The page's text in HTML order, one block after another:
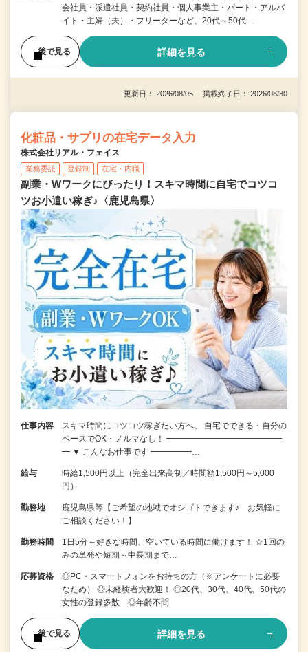
会社員・派遣社員・契約社員・個人事業主・パート・アルバ
イト・主婦（夫）・フリーターなど、20代～50代…
後で見る 詳細を見る
更新日： 2026/08/05 掲載終了日： 2026/08/30
化粧品・サプリの在宅データ入力
株式会社リアル・フェイス
業務委託 登録制 在宅・内職
副業・Wワークにぴったり！スキマ時間に自宅でコツコ
ツお小遣い稼ぎ♪〈鹿児島県〉
仕事内容
スキマ時間にコツコツ稼ぎたい方へ。 自宅でできる・自分の
ペースでOK・ノルマなし！ ━━━━━━━━━━━━━━
━ ▼ こんなお仕事です ━━━━━…
給与
時給1,500円以上（完全出来高制／時間額1,500円～5,000
円）
勤務地
鹿児島県等【ご希望の地域でオシゴトできます♪ お気軽に
ご相談ください！】
勤務時間
1日5分～好きな時間、空いている時間に働けます！ ☆1回の
みの単発や短期～中長期まで…
応募資格
◎PC・スマートフォンをお持ちの方（※アンケートに必要
なため） ◎未経験者大歓迎！ ◎20代、30代、40代、50代の
女性の登録多数 ◎年齢不問
後で見る 詳細を見る